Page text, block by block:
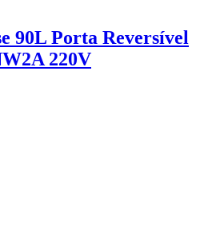
90L Porta Reversível
220V